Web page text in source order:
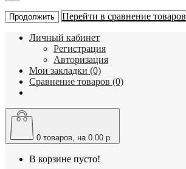
Продолжить Перейти в сравнение товаров
Личный кабинет
Регистрация
Авторизация
Мои закладки (0)
Сравнение товаров (0)
0 товаров, на 0.00 р.
В корзине пусто!